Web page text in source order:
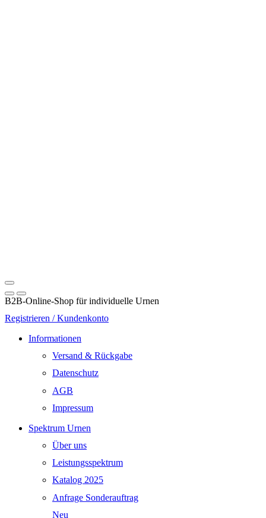
B2B-Online-Shop für individuelle Urnen
Registrieren / Kundenkonto
Informationen
Versand & Rückgabe
Datenschutz
AGB
Impressum
Spektrum Urnen
Über uns
Leistungsspektrum
Katalog 2025
Anfrage Sonderauftrag
Neu